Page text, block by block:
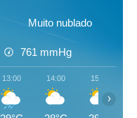
Muito nublado
761 mmHg
13:00 14:00 15:00
›